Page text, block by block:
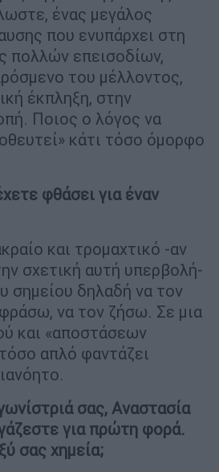
ένας μεγάλος
που ενυπάρχει στη
πολλών επεισοδίων,
του μέλλοντος,
έκπληξη, στην
Ποιος ο λόγος να
κάτι τόσο όμορφο
φθάσει για έναν
και τρομαχτικό -αν
σχετική αυτή υπερβολή-
σημείου δηλαδή να τον
να τον ζήσω. Σε μια
και «αποστάσεων
απλό φαντάζει
σας, Αναστασία
για πρώτη φορά.
σας χημεία;